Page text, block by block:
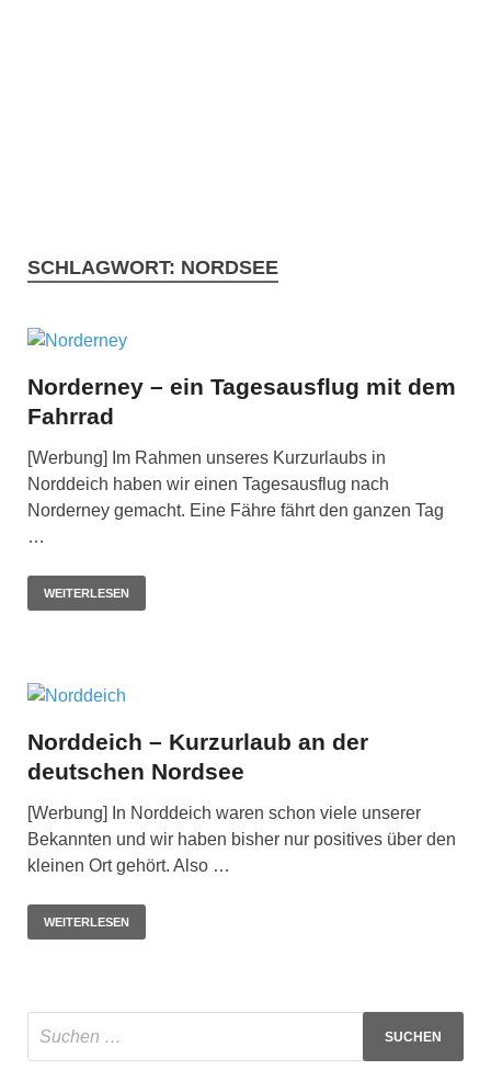
SCHLAGWORT: NORDSEE
Norderney – ein Tagesausflug mit dem
Fahrrad
[Werbung] Im Rahmen unseres Kurzurlaubs in
Norddeich haben wir einen Tagesausflug nach
Norderney gemacht. Eine Fähre fährt den ganzen Tag
…
WEITERLESEN
Norddeich – Kurzurlaub an der
deutschen Nordsee
[Werbung] In Norddeich waren schon viele unserer
Bekannten und wir haben bisher nur positives über den
kleinen Ort gehört. Also …
WEITERLESEN